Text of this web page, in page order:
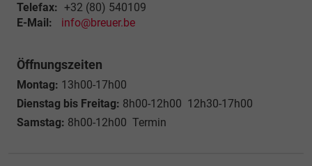
Telefax: +32 (80) 540109
E-Mail:
info@breuer.be
Öffnungszeiten
Montag: 13h00-17h00
Dienstag bis Freitag: 8h00-12h00 12h30-17h00
Samstag: 8h00-12h00 Termin